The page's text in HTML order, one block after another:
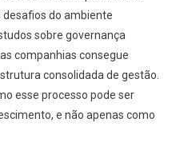
do ambiente
sobre governança
companhias consegue
consolidada de gestão.
esse processo pode ser
e não apenas como